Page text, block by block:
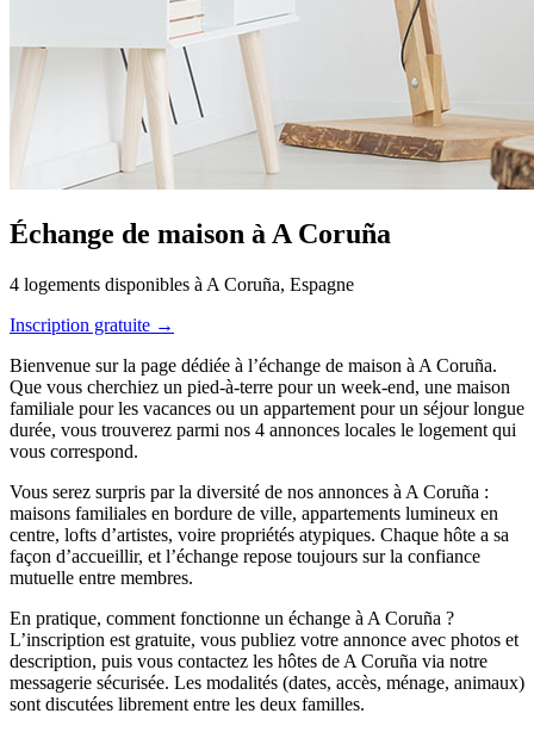
Échange de maison à A Coruña
4 logements disponibles à A Coruña, Espagne
Inscription gratuite →
Bienvenue sur la page dédiée à l’échange de maison à A Coruña.
Que vous cherchiez un pied-à-terre pour un week-end, une maison
familiale pour les vacances ou un appartement pour un séjour longue
durée, vous trouverez parmi nos 4 annonces locales le logement qui
vous correspond.
Vous serez surpris par la diversité de nos annonces à A Coruña :
maisons familiales en bordure de ville, appartements lumineux en
centre, lofts d’artistes, voire propriétés atypiques. Chaque hôte a sa
façon d’accueillir, et l’échange repose toujours sur la confiance
mutuelle entre membres.
En pratique, comment fonctionne un échange à A Coruña ?
L’inscription est gratuite, vous publiez votre annonce avec photos et
description, puis vous contactez les hôtes de A Coruña via notre
messagerie sécurisée. Les modalités (dates, accès, ménage, animaux)
sont discutées librement entre les deux familles.